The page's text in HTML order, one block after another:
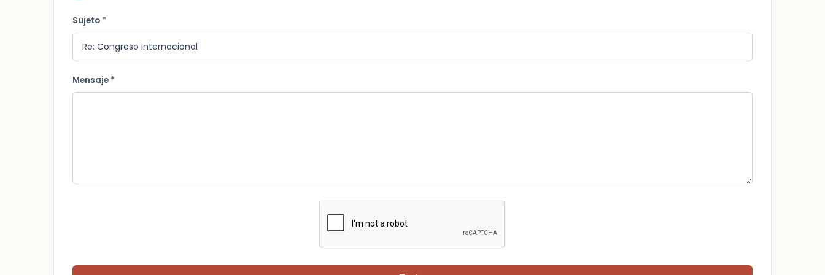
Sujeto *
Mensaje *